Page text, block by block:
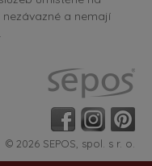
a nemají
© 2026 SEPOS, spol. s r. o.